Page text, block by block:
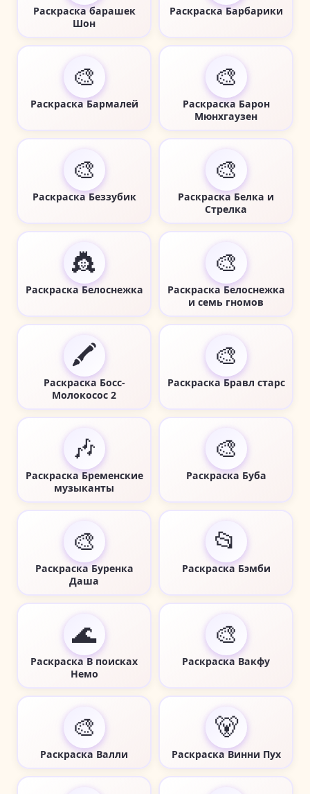
Раскраска барашек
Шон
Раскраска Барбарики
🎨
Раскраска Бармалей
🎨
Раскраска Барон
Мюнхгаузен
🎨
Раскраска Беззубик
🎨
Раскраска Белка и
Стрелка
👸
Раскраска Белоснежка
🎨
Раскраска Белоснежка
и семь гномов
🖍️
Раскраска Босс-
Молокосос 2
🎨
Раскраска Бравл старс
🎶
Раскраска Бременские
музыканты
🎨
Раскраска Буба
🎨
Раскраска Буренка
Даша
📂
Раскраска Бэмби
🌊
Раскраска В поисках
Немо
🎨
Раскраска Вакфу
🎨
Раскраска Валли
🐻
Раскраска Винни Пух